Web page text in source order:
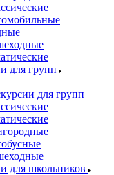
для групп
для групп
для школьников